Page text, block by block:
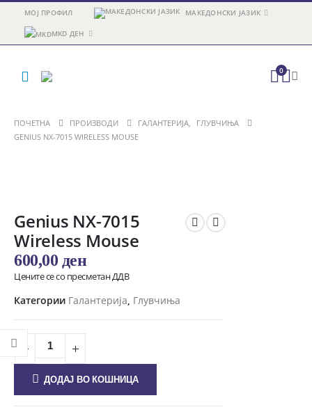
МОЈ ПРОФИЛ МАКЕДОНСКИ ЈАЗИК
MKD ДЕН
0
ПОЧЕТНА ПРОИЗВОДИ ГАЛАНТЕРИЈА,
ГЛУВЧИЊА
GENIUS NX-7015 WIRELESS MOUSE
Genius NX-7015
Wireless Mouse
600,00 ден
Цените се со пресметан ДДВ
Категории Галантерија, Глувчиња
ДОДАЈ ВО КОШНИЦА